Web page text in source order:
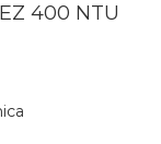
400 NTU